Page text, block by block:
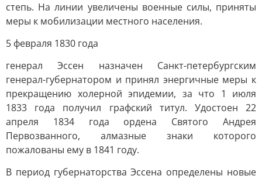
степь. На линии увеличены военные силы, приняты
меры к мобилизации местного населения.
5 февраля 1830 года
генерал Эссен назначен Санкт-петербургским
генерал-губернатором и принял энергичные меры к
прекращению холерной эпидемии, за что 1 июля
1833 года получил графский титул. Удостоен 22
апреля 1834 года ордена Святого Андрея
Первозванного, алмазные знаки которого
пожалованы ему в 1841 году.
В период губернаторства Эссена определены новые